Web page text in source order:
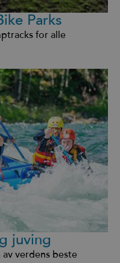
Parks
for alle
juving
verdens beste